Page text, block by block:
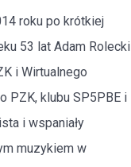
roku po krótkiej
53 lat Adam Rolecki
i Wirtualnego
PZK, klubu SP5PBE i
i wspaniały
muzykiem w